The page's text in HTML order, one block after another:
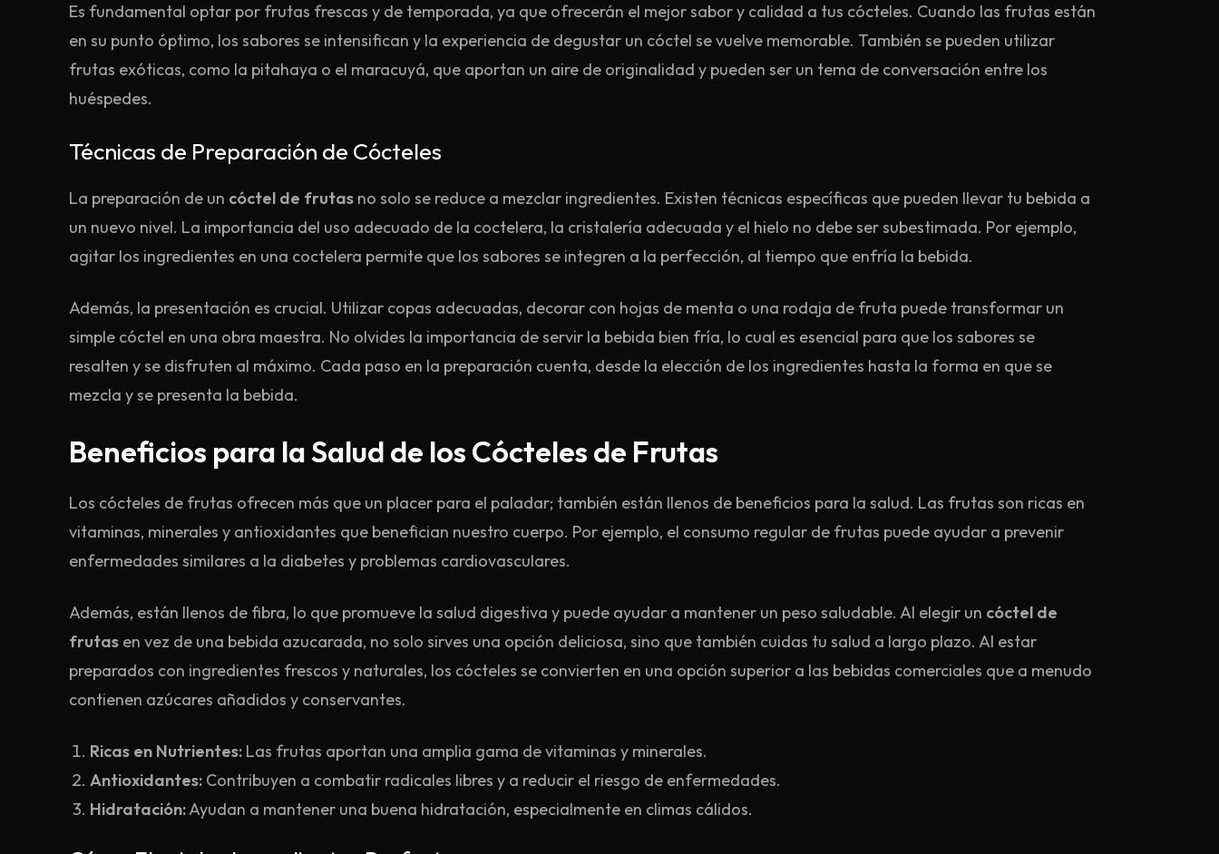
Es fundamental optar por frutas frescas y de temporada, ya que ofrecerán el mejor sabor y calidad a tus cócteles. Cuando las frutas están
en su punto óptimo, los sabores se intensifican y la experiencia de degustar un cóctel se vuelve memorable. También se pueden utilizar
frutas exóticas, como la pitahaya o el maracuyá, que aportan un aire de originalidad y pueden ser un tema de conversación entre los
huéspedes.
Técnicas de Preparación de Cócteles
La preparación de un cóctel de frutas no solo se reduce a mezclar ingredientes. Existen técnicas específicas que pueden llevar tu bebida a
un nuevo nivel. La importancia del uso adecuado de la coctelera, la cristalería adecuada y el hielo no debe ser subestimada. Por ejemplo,
agitar los ingredientes en una coctelera permite que los sabores se integren a la perfección, al tiempo que enfría la bebida.
Además, la presentación es crucial. Utilizar copas adecuadas, decorar con hojas de menta o una rodaja de fruta puede transformar un
simple cóctel en una obra maestra. No olvides la importancia de servir la bebida bien fría, lo cual es esencial para que los sabores se
resalten y se disfruten al máximo. Cada paso en la preparación cuenta, desde la elección de los ingredientes hasta la forma en que se
mezcla y se presenta la bebida.
Beneficios para la Salud de los Cócteles de Frutas
Los cócteles de frutas ofrecen más que un placer para el paladar; también están llenos de beneficios para la salud. Las frutas son ricas en
vitaminas, minerales y antioxidantes que benefician nuestro cuerpo. Por ejemplo, el consumo regular de frutas puede ayudar a prevenir
enfermedades similares a la diabetes y problemas cardiovasculares.
Además, están llenos de fibra, lo que promueve la salud digestiva y puede ayudar a mantener un peso saludable. Al elegir un cóctel de
frutas en vez de una bebida azucarada, no solo sirves una opción deliciosa, sino que también cuidas tu salud a largo plazo. Al estar
preparados con ingredientes frescos y naturales, los cócteles se convierten en una opción superior a las bebidas comerciales que a menudo
contienen azúcares añadidos y conservantes.
Ricas en Nutrientes: Las frutas aportan una amplia gama de vitaminas y minerales.
Antioxidantes: Contribuyen a combatir radicales libres y a reducir el riesgo de enfermedades.
Hidratación:Ayudan a mantener una buena hidratación, especialmente en climas cálidos.